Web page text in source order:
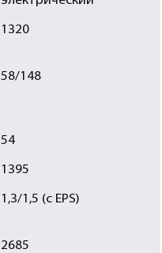
1320
58/148
54
1395
1,3/1,5 (с EPS)
2685